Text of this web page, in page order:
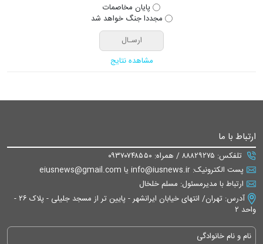
پایان مخاصمات
مجددا جنگ خواهد شد
مشاهده نتایج
ارتباط با ما
تلفکس: ۸۸۸۲۹۲۷۵ / همراه: ۰۹۳۷۰۷۴۸۵۵۰
پست الکترونیک: info@iusnews.ir یا eiusnews@gmail.com
ارتباط با مدیرمسئول: مسلم خلخال
آدرس: تهران/ انتهای خیابان ایرانشهر - پایین تر از مسجد جلیلی - پلاک ۲۶ -
واحد ۲